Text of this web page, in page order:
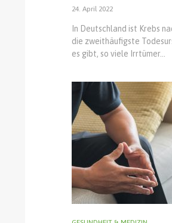
24. April 2022
In Deutschland ist Krebs
die zweithäufigste
es gibt, so viele Irrtümer...